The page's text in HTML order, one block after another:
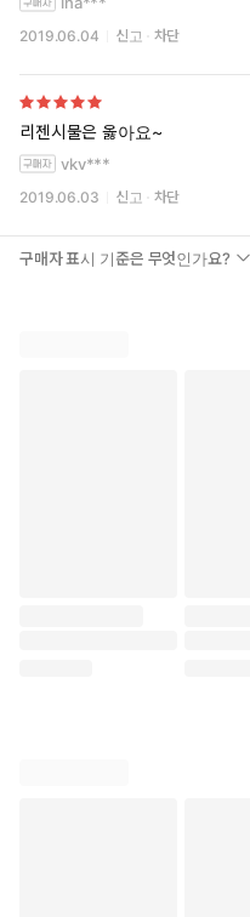
2019.06.04 신고 차단
리젠시물은 옳아요~
vkv***
2019.06.03 신고 차단
구매자 표시 기준은 무엇인가요?